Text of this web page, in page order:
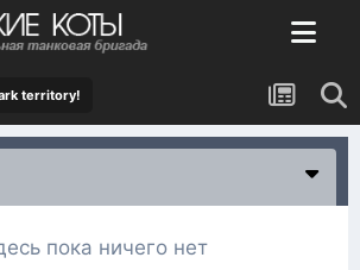
territory!
пока ничего нет